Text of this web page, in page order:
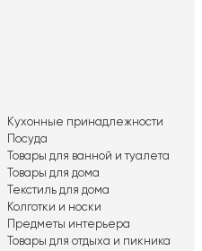
Кухонные принадлежности
Посуда
Товары для ванной и туалета
Товары для дома
Текстиль для дома
Колготки и носки
Предметы интерьера
Товары для отдыха и пикника